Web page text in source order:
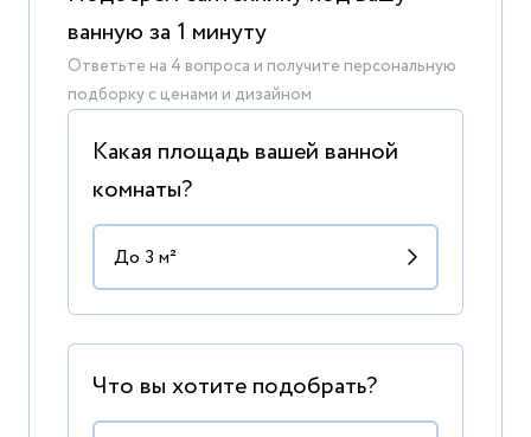
ванную за 1 минуту
Ответьте на 4 вопроса и получите персональную
подборку с ценами и дизайном
Какая площадь вашей ванной
комнаты?
Что вы хотите подобрать?